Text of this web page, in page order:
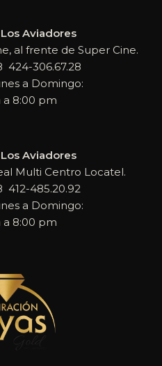
Aviadores
al frente de Super Cine.
424-306.67.28
a Domingo:
a 8:00 pm
Aviadores
Multi Centro Locatel.
412-485.20.92
a Domingo:
a 8:00 pm